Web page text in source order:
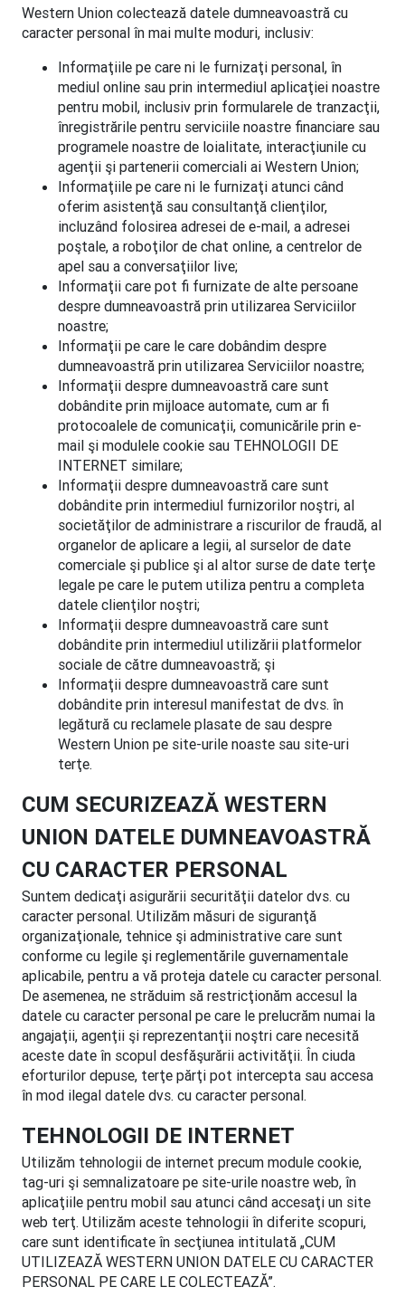
Western Union colectează datele dumneavoastră cu
caracter personal în mai multe moduri, inclusiv:
Informaţiile pe care ni le furnizaţi personal, în
mediul online sau prin intermediul aplicaţiei noastre
pentru mobil, inclusiv prin formularele de tranzacţii,
înregistrările pentru serviciile noastre financiare sau
programele noastre de loialitate, interacţiunile cu
agenţii şi partenerii comerciali ai Western Union;
Informaţiile pe care ni le furnizaţi atunci când
oferim asistenţă sau consultanţă clienţilor,
incluzând folosirea adresei de e-mail, a adresei
poştale, a roboţilor de chat online, a centrelor de
apel sau a conversaţiilor live;
Informaţii care pot fi furnizate de alte persoane
despre dumneavoastră prin utilizarea Serviciilor
noastre;
Informaţii pe care le care dobândim despre
dumneavoastră prin utilizarea Serviciilor noastre;
Informaţii despre dumneavoastră care sunt
dobândite prin mijloace automate, cum ar fi
protocoalele de comunicaţii, comunicările prin e-
mail şi modulele cookie sau TEHNOLOGII DE
INTERNET similare;
Informaţii despre dumneavoastră care sunt
dobândite prin intermediul furnizorilor noştri, al
societăţilor de administrare a riscurilor de fraudă, al
organelor de aplicare a legii, al surselor de date
comerciale şi publice şi al altor surse de date terţe
legale pe care le putem utiliza pentru a completa
datele clienţilor noştri;
Informaţii despre dumneavoastră care sunt
dobândite prin intermediul utilizării platformelor
sociale de către dumneavoastră; şi
Informaţii despre dumneavoastră care sunt
dobândite prin interesul manifestat de dvs. în
legătură cu reclamele plasate de sau despre
Western Union pe site-urile noaste sau site-uri
terţe.
CUM SECURIZEAZĂ WESTERN
UNION DATELE DUMNEAVOASTRĂ
CU CARACTER PERSONAL
Suntem dedicaţi asigurării securităţii datelor dvs. cu
caracter personal. Utilizăm măsuri de siguranţă
organizaţionale, tehnice şi administrative care sunt
conforme cu legile şi reglementările guvernamentale
aplicabile, pentru a vă proteja datele cu caracter personal.
De asemenea, ne străduim să restricţionăm accesul la
datele cu caracter personal pe care le prelucrăm numai la
angajaţii, agenţii şi reprezentanţii noştri care necesită
aceste date în scopul desfăşurării activităţii. În ciuda
eforturilor depuse, terţe părţi pot intercepta sau accesa
în mod ilegal datele dvs. cu caracter personal.
TEHNOLOGII DE INTERNET
Utilizăm tehnologii de internet precum module cookie,
tag-uri şi semnalizatoare pe site-urile noastre web, în
aplicaţiile pentru mobil sau atunci când accesaţi un site
web terţ. Utilizăm aceste tehnologii în diferite scopuri,
care sunt identificate în secţiunea intitulată „CUM
UTILIZEAZĂ WESTERN UNION DATELE CU CARACTER
PERSONAL PE CARE LE COLECTEAZĂ”.